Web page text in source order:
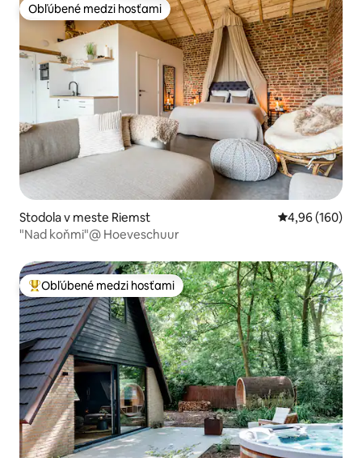
Obľúbené medzi hosťami
Obľúbené medzi hosťami
Stodola v meste Riemst Priemerné
4,96 (160)
"Nad koňmi"@ Hoeveschuur
Najobľúbenejšie medzi hosťami
Obľúbené medzi hosťami